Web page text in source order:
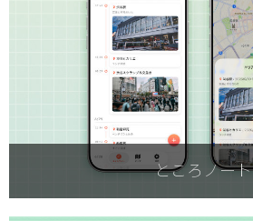
ところノート